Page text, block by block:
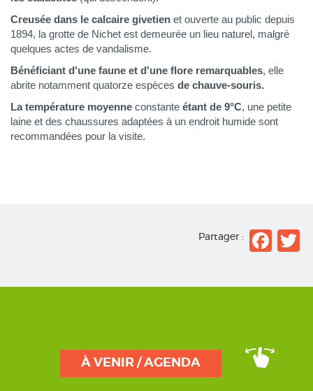
Creusée dans le calcaire givetien et ouverte au public depuis
1894, la grotte de Nichet est demeurée un lieu naturel, malgré
quelques actes de vandalisme.
Bénéficiant d'une faune et d'une flore remarquables, elle
abrite notamment quatorze espèces de chauve-souris.
La température moyenne constante étant de 9°C, une petite
laine et des chaussures adaptées à un endroit humide sont
recommandées pour la visite.
Partager :
À VENIR / AGENDA